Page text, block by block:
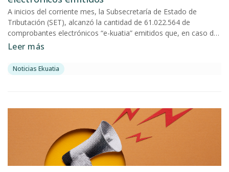
A inicios del corriente mes, la Subsecretaría de Estado de
Tributación (SET), alcanzó la cantidad de 61.022.564 de
comprobantes electrónicos “e-kuatia” emitidos que, en caso de
haber sido impresos equivaldrían a 10.500 árboles utilizados
producción además conlleva 97.200.000 litros de agua.
Leer más
Noticias Ekuatia